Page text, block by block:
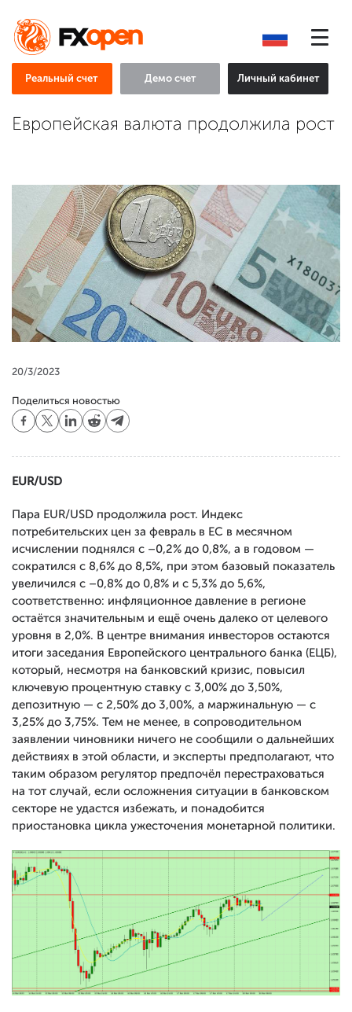
Реальный счет Демо счет Личный кабинет
Европейская валюта продолжила рост
20/3/2023
Поделиться новостью
EUR/USD
Пара EUR/USD продолжила рост. Индекс
потребительских цен за февраль в ЕС в месячном
исчислении поднялся с –0,2% до 0,8%, а в годовом —
сократился с 8,6% до 8,5%, при этом базовый показатель
увеличился с –0,8% до 0,8% и с 5,3% до 5,6%,
соответственно: инфляционное давление в регионе
остаётся значительным и ещё очень далеко от целевого
уровня в 2,0%. В центре внимания инвесторов остаются
итоги заседания Европейского центрального банка (ЕЦБ),
который, несмотря на банковский кризис, повысил
ключевую процентную ставку с 3,00% до 3,50%,
депозитную — с 2,50% до 3,00%, а маржинальную — с
3,25% до 3,75%. Тем не менее, в сопроводительном
заявлении чиновники ничего не сообщили о дальнейших
действиях в этой области, и эксперты предполагают, что
таким образом регулятор предпочёл перестраховаться
на тот случай, если осложнения ситуации в банковском
секторе не удастся избежать, и понадобится
приостановка цикла ужесточения монетарной политики.